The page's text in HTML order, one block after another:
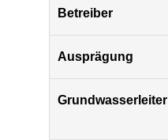
Betreiber
Ausprägung
Grundwasserleiter